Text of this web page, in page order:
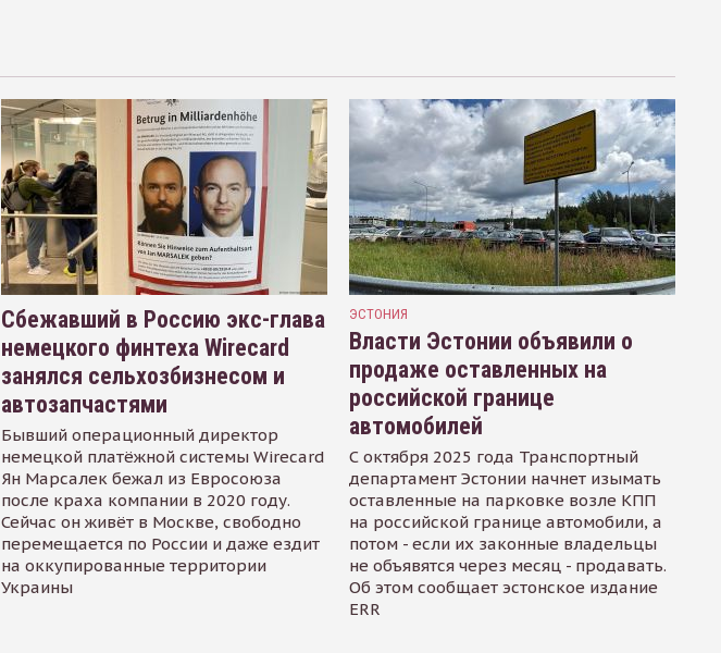
Сбежавший в Россию экс-глава
немецкого финтеха Wirecard
занялся сельхозбизнесом и
автозапчастями
Бывший операционный директор
немецкой платёжной системы Wirecard
Ян Марсалек бежал из Евросоюза
после краха компании в 2020 году.
Сейчас он живёт в Москве, свободно
перемещается по России и даже ездит
на оккупированные территории
Украины
ЭСТОНИЯ
Власти Эстонии объявили о
продаже оставленных на
российской границе
автомобилей
С октября 2025 года Транспортный
департамент Эстонии начнет изымать
оставленные на парковке возле КПП
на российской границе автомобили, а
потом - если их законные владельцы
не объявятся через месяц - продавать.
Об этом сообщает эстонское издание
ERR